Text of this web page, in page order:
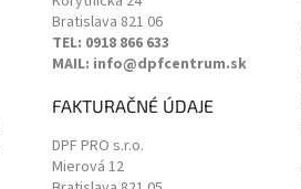
Bratislava 821 06
TEL: 0918 866 633
MAIL: info@dpfcentrum.sk
FAKTURAČNÉ ÚDAJE
DPF PRO s.r.o.
Mierová 12